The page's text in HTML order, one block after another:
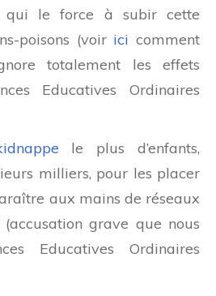
qui le force à subir cette
poisons (voir ici comment
totalement les effets
Educatives Ordinaires
le plus d’enfants,
milliers, pour les placer
aux mains de réseaux
(accusation grave que nous
Educatives Ordinaires